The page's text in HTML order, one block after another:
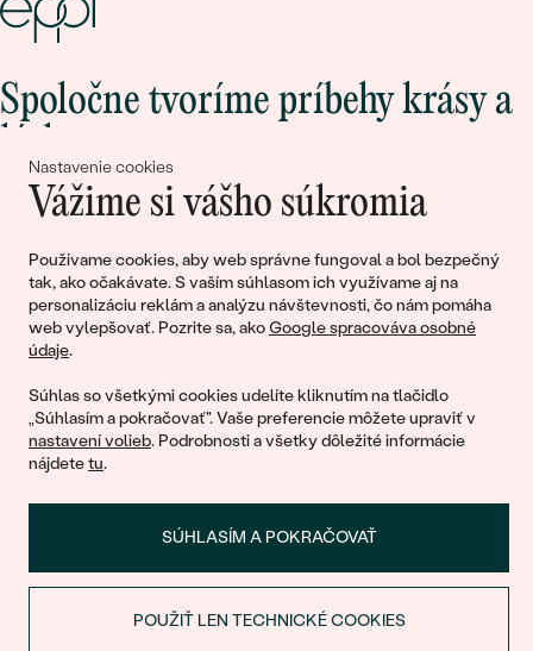
Nastavenie cookies
Vážime si vášho súkromia
Používame cookies, aby web správne fungoval a bol bezpečný
tak, ako očakávate. S vaším súhlasom ich využívame aj na
personalizáciu reklám a analýzu návštevnosti, čo nám pomáha
web vylepšovať. Pozrite sa, akoGoogle spracováva osobné
údaje.
Súhlas so všetkými cookies udelíte kliknutím na tlačidlo
„Súhlasím a pokračovať". Vaše preferencie môžete upraviť v
nastavení volieb. Podrobnosti a všetky dôležité informácie
nájdetetu.
SÚHLASÍM A POKRAČOVAŤ
POUŽIŤ LEN TECHNICKÉ COOKIES
Spoločne tvoríme príbehy krásy a
Pripojte sa k nám!
© 2011 - 2026, Eppi.sk